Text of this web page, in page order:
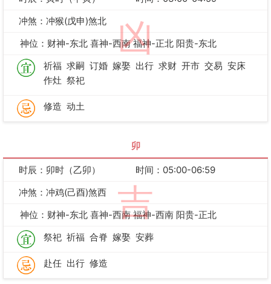
凶
冲煞：冲猴(戊申)煞北
神位：财神-东北 喜神-西南 福神-正北 阳贵-东北
祈福 求嗣 订婚 嫁娶 出行 求财 开市 交易 安床
作灶 祭祀
修造 动土
卯
吉
时辰：卯时（乙卯）
时间：05:00-06:59
冲煞：冲鸡(己酉)煞西
神位：财神-东北 喜神-西南 福神-西南 阳贵-正北
祭祀 祈福 合脊 嫁娶 安葬
赴任 出行 修造